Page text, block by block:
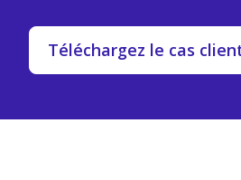
Téléchargez le cas